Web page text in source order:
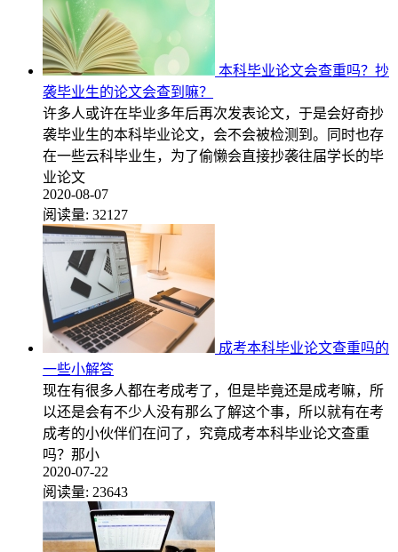
本科毕业论文会查重吗？抄
袭毕业生的论文会查到嘛？
许多人或许在毕业多年后再次发表论文，于是会好奇抄
袭毕业生的本科毕业论文，会不会被检测到。同时也存
在一些云科毕业生，为了偷懒会直接抄袭往届学长的毕
业论文
2020-08-07
阅读量: 32127
成考本科毕业论文查重吗的
一些小解答
现在有很多人都在考成考了，但是毕竟还是成考嘛，所
以还是会有不少人没有那么了解这个事，所以就有在考
成考的小伙伴们在问了，究竟成考本科毕业论文查重
吗？那小
2020-07-22
阅读量: 23643